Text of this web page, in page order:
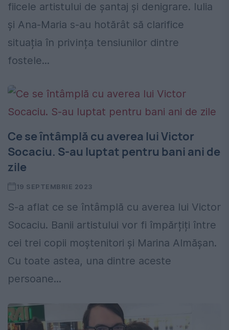
fiicele artistului de șantaj și denigrare. Iulia
și Ana-Maria s-au hotărât să clarifice
situația în privința tensiunilor dintre
fostele...
Ce se întâmplă cu averea lui Victor
Socaciu. S-au luptat pentru bani ani de
zile
19 SEPTEMBRIE 2023
S-a aflat ce se întâmplă cu averea lui Victor
Socaciu. Banii artistului vor fi împărțiți între
cei trei copii moștenitori și Marina Almășan.
Cu toate astea, una dintre aceste
persoane...